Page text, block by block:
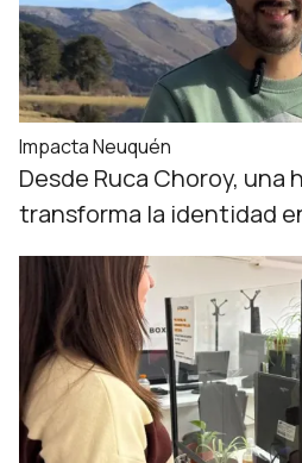
Impacta Neuquén
Desde Ruca Choroy, una
transforma la identidad